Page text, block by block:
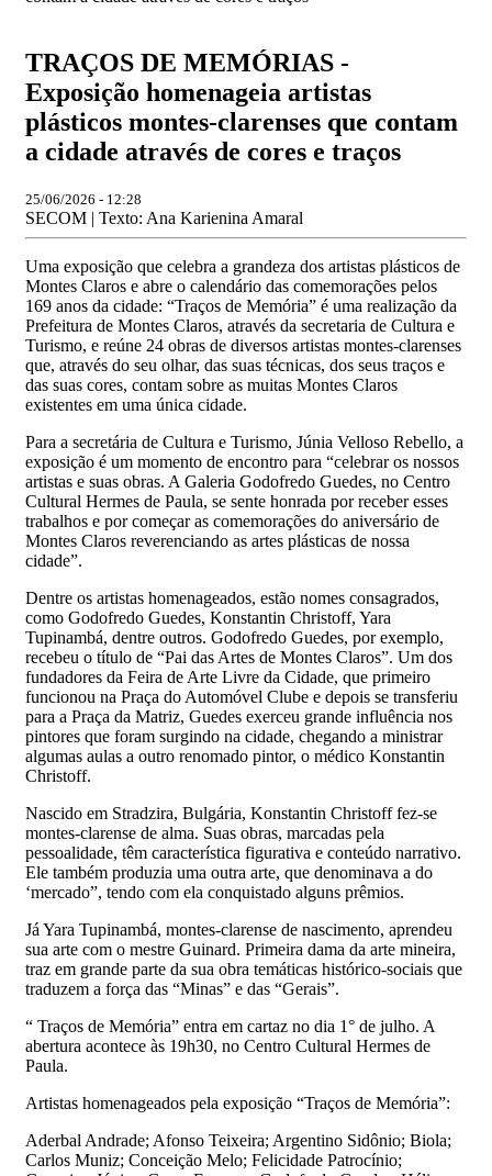
TRAÇOS DE MEMÓRIAS -
Exposição homenageia artistas
plásticos montes-clarenses que contam
a cidade através de cores e traços
25/06/2026 - 12:28
SECOM | Texto: Ana Karienina Amaral
Uma exposição que celebra a grandeza dos artistas plásticos de
Montes Claros e abre o calendário das comemorações pelos
169 anos da cidade: “Traços de Memória” é uma realização da
Prefeitura de Montes Claros, através da secretaria de Cultura e
Turismo, e reúne 24 obras de diversos artistas montes-clarenses
que, através do seu olhar, das suas técnicas, dos seus traços e
das suas cores, contam sobre as muitas Montes Claros
existentes em uma única cidade.
Para a secretária de Cultura e Turismo, Júnia Velloso Rebello, a
exposição é um momento de encontro para “celebrar os nossos
artistas e suas obras. A Galeria Godofredo Guedes, no Centro
Cultural Hermes de Paula, se sente honrada por receber esses
trabalhos e por começar as comemorações do aniversário de
Montes Claros reverenciando as artes plásticas de nossa
cidade”.
Dentre os artistas homenageados, estão nomes consagrados,
como Godofredo Guedes, Konstantin Christoff, Yara
Tupinambá, dentre outros. Godofredo Guedes, por exemplo,
recebeu o título de “Pai das Artes de Montes Claros”. Um dos
fundadores da Feira de Arte Livre da Cidade, que primeiro
funcionou na Praça do Automóvel Clube e depois se transferiu
para a Praça da Matriz, Guedes exerceu grande influência nos
pintores que foram surgindo na cidade, chegando a ministrar
algumas aulas a outro renomado pintor, o médico Konstantin
Christoff.
Nascido em Stradzira, Bulgária, Konstantin Christoff fez-se
montes-clarense de alma. Suas obras, marcadas pela
pessoalidade, têm característica figurativa e conteúdo narrativo.
Ele também produzia uma outra arte, que denominava a do
‘mercado”, tendo com ela conquistado alguns prêmios.
Já Yara Tupinambá, montes-clarense de nascimento, aprendeu
sua arte com o mestre Guinard. Primeira dama da arte mineira,
traz em grande parte da sua obra temáticas histórico-sociais que
traduzem a força das “Minas” e das “Gerais”.
“ Traços de Memória” entra em cartaz no dia 1° de julho. A
abertura acontece às 19h30, no Centro Cultural Hermes de
Paula.
Artistas homenageados pela exposição “Traços de Memória”:
Aderbal Andrade; Afonso Teixeira; Argentino Sidônio; Biola;
Carlos Muniz; Conceição Melo; Felicidade Patrocínio;